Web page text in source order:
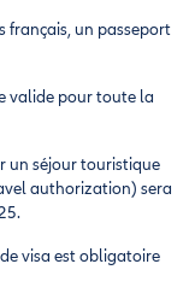
français, un passeport
valide pour toute la
un séjour touristique
authorization) sera
visa est obligatoire